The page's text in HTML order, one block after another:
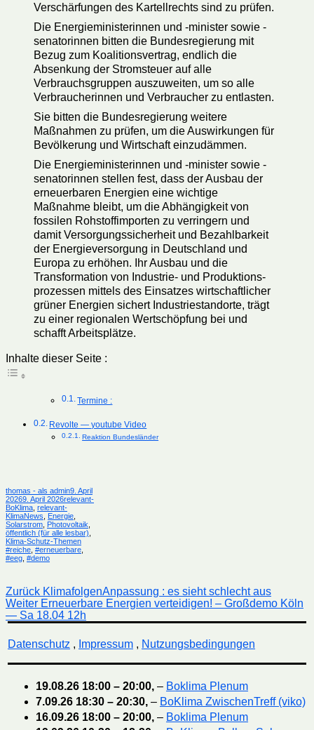
Verschärfungen des Kartellrechts sind zu prüfen.
Die Energieministerinnen und -minister sowie -
senatorinnen bitten die Bundesregierung mit
Bezug zum Koalitionsvertrag, endlich die
Absenkung der Stromsteuer auf alle
Verbrauchsgruppen auszuweiten, um so alle
Verbraucherinnen und Verbraucher zu entlasten.
Sie bitten die Bundesregierung weitere
Maßnahmen zu prüfen, um die Auswirkungen für
Bevölkerung und Wirtschaft einzudämmen.
Die Energieministerinnen und -minister sowie -
senatorinnen stellen fest, dass der Ausbau der
erneuerbaren Energien eine wichtige
Maßnahme bleibt, um die Abhängigkeit von
fossilen Rohstoffimporten zu verringern und
damit Versorgungssicherheit und Bezahlbarkeit
der Energieversorgung in Deutschland und
Europa zu erhöhen. Ihr Ausbau und die
Transformation von Industrie- und Produktions-
prozessen mittels des Einsatzes wirtschaftlicher
grüner Energien sichert Industriestandorte, trägt
zu einer regionalen Wertschöpfung bei und
schafft Arbeitsplätze.
Inhalte dieser Seite :
Termine :
Revolte — youtube Video
Reaktion Bundesländer
Autor
thomas - als adminVeröffentlicht
am
9. April
20269. April 2026Kategorien
relevant-
BoKlima relevant-
KlimaNews
Energie
Solarstrom Photovoltaik
öffentlich (für alle lesbar)
Klima-Schutz-ThemenSchlagwörter
#reiche #erneuerbare
#eeg #demo
Beitragsnavigation
Zurück Vorheriger
Beitrag:
KlimafolgenAnpassung : es sieht schlecht aus
Weiter Nächster
Beitrag:
Erneuerbare Energien verteidigen! – Großdemo Köln
— Sa 18.04 12h
Datenschutz , Impressum, Nutzungsbedingungen
19.08.26 18:00 – 20:00, – Boklima Plenum
7.09.26 18:30 – 20:30, – BoKlima ZwischenTreff (viko)
16.09.26 18:00 – 20:00, – Boklima Plenum